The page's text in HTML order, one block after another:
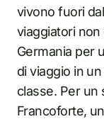
vivono fuori
viaggiatori
Germania per
di viaggio in
classe. Per un
Francoforte,